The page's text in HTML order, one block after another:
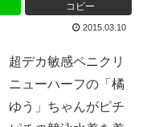
コピー
2015.03.10
超デカ敏感ペニクリ
ニューハーフの「橘
ゆう」ちゃんがピチ